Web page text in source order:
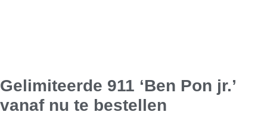
Gelimiteerde 911 ‘Ben Pon jr.’
vanaf nu te bestellen